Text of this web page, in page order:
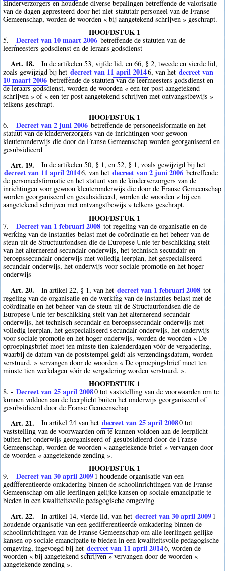
kinderverzorgers en houdende diverse bepalingen betreffende de valorisatie
van de dagen gepresteerd door het niet-statutair personeel van de Franse
Gemeenschap, worden de woorden « bij aangetekend schrijven » geschrapt.
HOOFDSTUK 1
5. - Decreet van 10 maart 2006 betreffende de statuten van de
leermeesters godsdienst en de leraars godsdienst
Art. 18.
In de artikelen 53, vijfde lid, en 66, § 2, tweede en vierde lid,
zoals gewijzigd bij het decreet van 11 april 20146, van het decreet van
10 maart 2006 betreffende de statuten van de leermeesters godsdienst en
de leraars godsdienst, worden de woorden « een ter post aangetekend
schrijven » of « een ter post aangetekend schrijven met ontvangstbewijs »
telkens geschrapt.
HOOFDSTUK 1
6. - Decreet van 2 juni 2006 betreffende de personeelsformatie en het
statuut van de kinderverzorgers van de inrichtingen voor gewoon
kleuteronderwijs die door de Franse Gemeenschap worden georganiseerd en
gesubsidieerd
Art. 19. In de artikelen 50, § 1, en 52, § 1, zoals gewijzigd bij het
decreet van 11 april 20146, van het decreet van 2 juni 2006 betreffende
de personeelsformatie en het statuut van de kinderverzorgers van de
inrichtingen voor gewoon kleuteronderwijs die door de Franse Gemeenschap
worden georganiseerd en gesubsidieerd, worden de woorden « bij een
aangetekend schrijven met ontvangstbewijs » telkens geschrapt.
HOOFDSTUK 1
7. - Decreet van 1 februari 2008 tot regeling van de organisatie en de
werking van de instanties belast met de coördinatie en het beheer van de
steun uit de Structuurfondsen die de Europese Unie ter beschikking stelt
van het alternerend secundair onderwijs, het technisch secundair en
beroepssecundair onderwijs met volledig leerplan, het gespecialiseerd
secundair onderwijs, het onderwijs voor sociale promotie en het hoger
onderwijs
Art. 20. In artikel 22, § 1, van het decreet van 1 februari 2008 tot
regeling van de organisatie en de werking van de instanties belast met de
coördinatie en het beheer van de steun uit de Structuurfondsen die de
Europese Unie ter beschikking stelt van het alternerend secundair
onderwijs, het technisch secundair en beroepssecundair onderwijs met
volledig leerplan, het gespecialiseerd secundair onderwijs, het onderwijs
voor sociale promotie en het hoger onderwijs, worden de woorden « De
oproepingsbrief moet ten minste tien kalenderdagen vóór de vergadering,
waarbij de datum van de poststempel geldt als verzendingsdatum, worden
verstuurd. » vervangen door de woorden « De oproepingsbrief moet ten
minste tien werkdagen vóór de vergadering worden verstuurd. ».
HOOFDSTUK 1
8. - Decreet van 25 april 20080 tot vaststelling van de voorwaarden om te
kunnen voldoen aan de leerplicht buiten het onderwijs georganiseerd of
gesubsidieerd door de Franse Gemeenschap
Art. 21. In artikel 24 van het decreet van 25 april 20080 tot
vaststelling van de voorwaarden om te kunnen voldoen aan de leerplicht
buiten het onderwijs georganiseerd of gesubsidieerd door de Franse
Gemeenschap, worden de woorden « aangetekende brief » vervangen door
de woorden « aangetekende zending ».
HOOFDSTUK 1
9. - Decreet van 30 april 2009 1 houdende organisatie van een
gedifferentieerde omkadering binnen de schoolinrichtingen van de Franse
Gemeenschap om alle leerlingen gelijke kansen op sociale emancipatie te
bieden in een kwaliteitsvolle pedagogische omgeving
Art. 22. In artikel 14, vierde lid, van het decreet van 30 april 2009 1
houdende organisatie van een gedifferentieerde omkadering binnen de
schoolinrichtingen van de Franse Gemeenschap om alle leerlingen gelijke
kansen op sociale emancipatie te bieden in een kwaliteitsvolle pedagogische
omgeving, ingevoegd bij het decreet van 11 april 20146, worden de
woorden « bij aangetekend schrijven » vervangen door de woorden «
aangetekende zending ».